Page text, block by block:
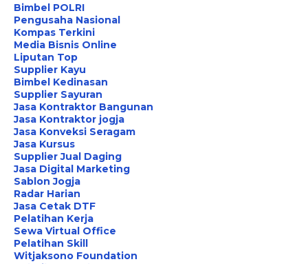
Bimbel POLRI
Pengusaha Nasional
Kompas Terkini
Media Bisnis Online
Liputan Top
Supplier Kayu
Bimbel Kedinasan
Supplier Sayuran
Jasa Kontraktor Bangunan
Jasa Kontraktor jogja
Jasa Konveksi Seragam
Jasa Kursus
Supplier Jual Daging
Jasa Digital Marketing
Sablon Jogja
Radar Harian
Jasa Cetak DTF
Pelatihan Kerja
Sewa Virtual Office
Pelatihan Skill
Witjaksono Foundation